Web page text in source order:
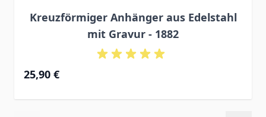
Kreuzförmiger Anhänger aus Edelstahl
mit Gravur - 1882
25,90 €